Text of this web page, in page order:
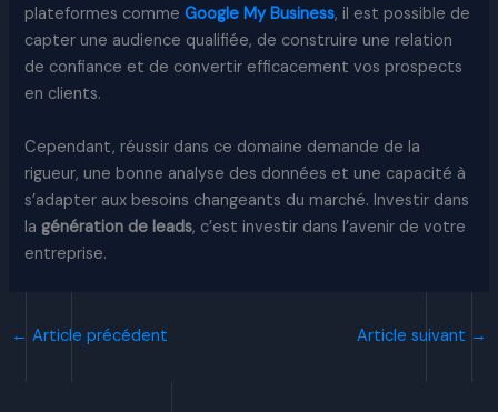
plateformes commeGoogle My Business, il est possible de
capter une audience qualifiée, de construire une relation
de confiance et de convertir efficacement vos prospects
en clients.
Cependant, réussir dans ce domaine demande de la
rigueur, une bonne analyse des données et une capacité à
s’adapter aux besoins changeants du marché. Investir dans
la génération de leads, c’est investir dans l’avenir de votre
entreprise.
← Article précédent Article suivant →